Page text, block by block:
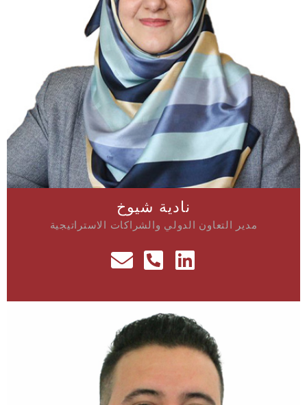
نادية شيوخ
مدير التعاون الدولي والشراكات الاستراتيجية